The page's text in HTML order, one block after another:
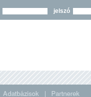
jelszó